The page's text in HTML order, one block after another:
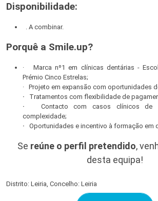
Disponibilidade:
. A combinar.
Porquê a Smile.up?
· Marca nº1 em clínicas dentárias -
Prémio Cinco Estrelas;
· Projeto em expansão com oportunidades
·
Tratamentos com flexibilidade de
·
Contacto com casos clínicos de
complexidade;
·
Oportunidades e incentivo à formação em
Se reúne o perfil pretendido,
desta equipa!
Distrito: Leiria, Concelho: Leiria